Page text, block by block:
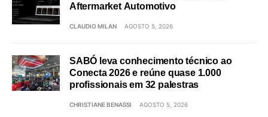
Aftermarket Automotivo
CLAUDIO MILAN AGOSTO 5, 2026
SABÓ leva conhecimento técnico ao
Conecta 2026 e reúne quase 1.000
profissionais em 32 palestras
CHRISTIANE BENASSI AGOSTO 5, 2026